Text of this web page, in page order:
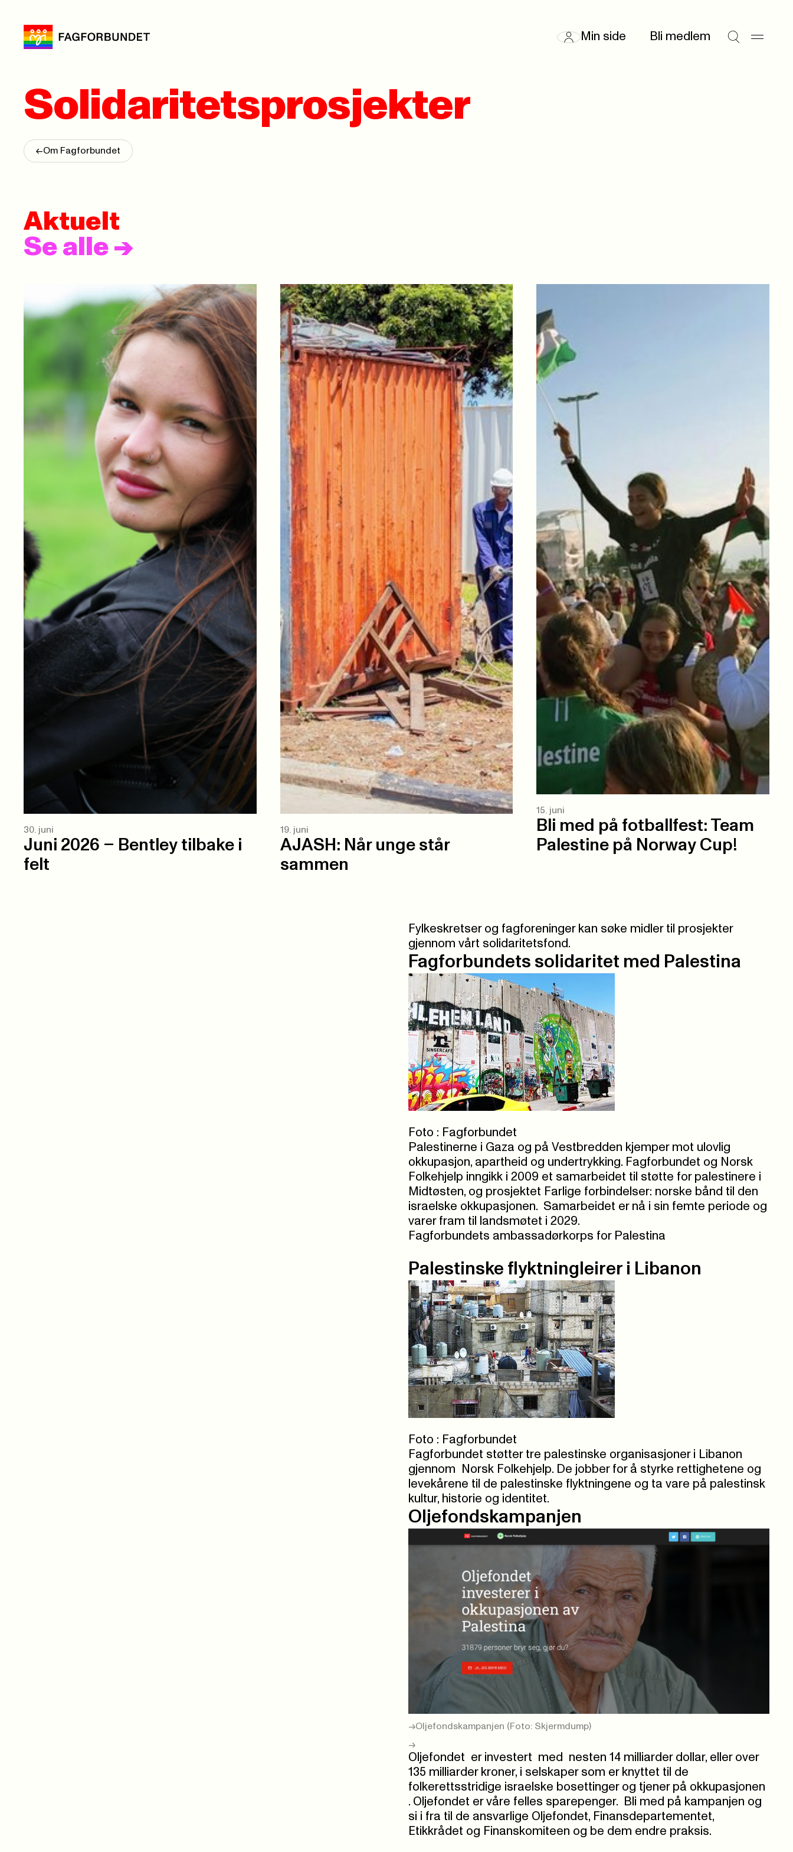
Min side Bli medlem
Solidaritetsprosjekter
<-Om Fagforbundet
Aktuelt
Se alle ->
30. juni
Juni 2026 – Bentley tilbake i
felt
19. juni
AJASH: Når unge står
sammen
15. juni
Bli med på fotballfest: Team
Palestine på Norway Cup!
Fylkeskretser og fagforeninger kan søke midler til prosjekter
gjennom vårt solidaritetsfond.
Fagforbundets solidaritet med Palestina
Foto : Fagforbundet
Palestinerne i Gaza og på Vestbredden kjemper mot ulovlig
okkupasjon, apartheid og undertrykking. Fagforbundet og Norsk
Folkehjelp inngikk i 2009 et samarbeidet til støtte for palestinere i
Midtøsten, og prosjektet Farlige forbindelser: norske bånd til den
israelske okkupasjonen. Samarbeidet er nå i sin femte periode og
varer fram til landsmøtet i 2029.
Fagforbundets ambassadørkorps for Palestina
Palestinske flyktningleirer i Libanon
Foto : Fagforbundet
Fagforbundet støtter tre palestinske organisasjoner i Libanon
gjennom Norsk Folkehjelp. De jobber for å styrke rettighetene og
levekårene til de palestinske flyktningene og ta vare på palestinsk
kultur, historie og identitet.
Oljefondskampanjen
Oljefondskampanjen (Foto: Skjermdump)
Oljefondet er investert med nesten 14 milliarder dollar, eller over
135 milliarder kroner, i selskaper som er knyttet til de
folkerettsstridige israelske bosettinger og tjener på okkupasjonen
. Oljefondet er våre felles sparepenger. Bli med på kampanjen og
si i fra til de ansvarlige Oljefondet, Finansdepartementet,
Etikkrådet og Finanskomiteen og be dem endre praksis.